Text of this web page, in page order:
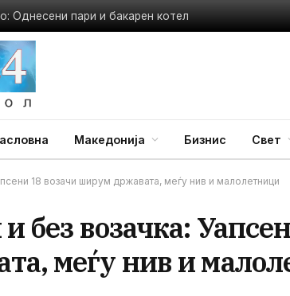
Однесени пари и бакарен котел
Македонија Бизнис Свет
18 возачи ширум државата, меѓу нив и малолетници
без возачка:
меѓу нив и